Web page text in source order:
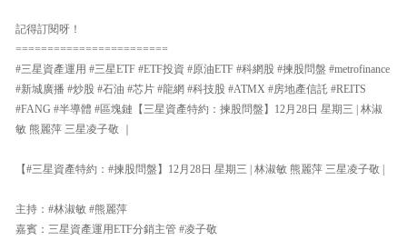
記得訂閱呀！
========================
#三星資產運用 #三星ETF #ETF投資 #原油ETF #科網股 #揀股問盤 #metrofinance
#新城廣播 #炒股 #石油 #芯片 #龍網 #科技股 #ATMX #房地產信託 #REITS
#FANG #半導體 #區塊鏈【三星資產特約：揀股問盤】12月28日 星期三 | 林淑
敏 熊麗萍 三星凌子敬 ｜
【#三星資產特約：#揀股問盤】12月28日 星期三 | 林淑敏 熊麗萍 三星凌子敬 |
主持：#林淑敏 #熊麗萍
嘉賓：三星資產運用ETF分銷主管 #凌子敬